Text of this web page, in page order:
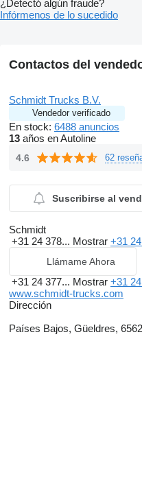
¿Detectó algún fraude?
Infórmenos de lo sucedido
Contactos del
Schmidt Trucks B.V.
Vendedor verificado
En stock: 6488 anuncios
13 años en Autoline
4.6 62
Suscribirse al
Schmidt
+31 24 378... Mostrar +31
Llámame Ahora
+31 24 377... Mostrar +31
www.schmidt-trucks.com
Dirección
Países Bajos, Güeldres,